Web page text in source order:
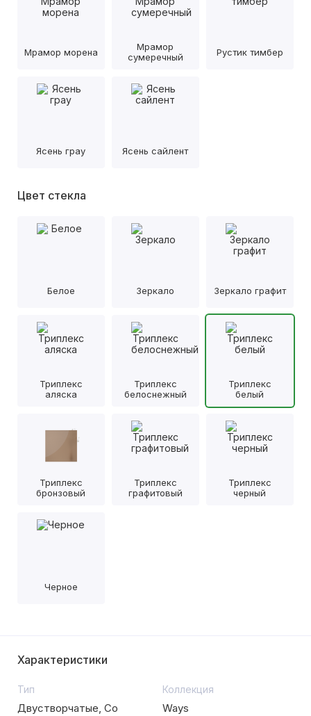
Мрамор морена
Мрамор
сумеречный
Рустик тимбер
Ясень грау Ясень сайлент
Цвет стекла
Белое Зеркало Зеркало графит
Триплекс
аляска
Триплекс
белоснежный
Триплекс
белый
Триплекс
бронзовый
Триплекс
графитовый
Триплекс
черный
Черное
Характеристики
Тип
Двустворчатые, Со
Коллекция
Ways